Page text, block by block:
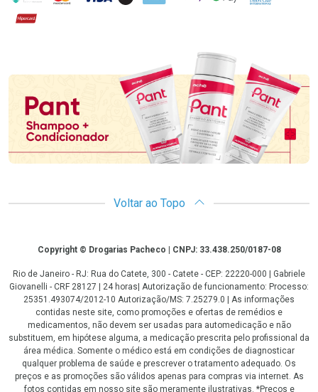
Hipercard
Voltar ao Topo
CopyrightCopyright © Drogarias Pacheco | CNPJ: 33.438.250/0187-08
Rio de Janeiro - RJ: Rua do Catete, 300 - Catete - CEP: 22220-000 | Gabriele
Giovanelli - CRF 28127 | 24 horas| Autorização de funcionamento: Processo:
25351.493074/2012-10 Autorização/MS: 7.25279.0 | As informações
contidas neste site, como promoções e ofertas de remédios e
medicamentos, não devem ser usadas para automedicação e não
substituem, em hipótese alguma, a medicação prescrita pelo profissional da
área médica. Somente o médico está em condições de diagnosticar
qualquer problema de saúde e prescrever o tratamento adequado. Os
preços e as promoções são válidos apenas para compras via internet. As
fotos contidas em nosso site são meramente ilustrativas. *Preços e